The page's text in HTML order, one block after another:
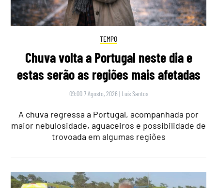
TEMPO
Chuva volta a Portugal neste dia e
estas serão as regiões mais afetadas
09:00 7 Agosto, 2026 | Luís Santos
A chuva regressa a Portugal, acompanhada por
maior nebulosidade, aguaceiros e possibilidade de
trovoada em algumas regiões